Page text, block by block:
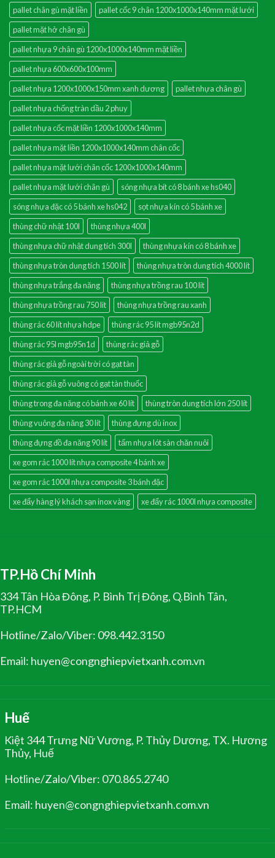
pallet chân gù mặt liền
pallet cốc 9 chân 1200x1000x140mm mặt lưới
pallet mặt hở chân gù
pallet nhựa 9 chân gù 1200x1000x140mm mặt liền
pallet nhựa 600x600x100mm
pallet nhựa 1200x1000x150mm xanh dương
pallet nhựa chân gù
pallet nhựa chống tràn dầu 2 phuy
pallet nhựa cốc mặt liền 1200x1000x140mm
pallet nhựa mặt liền 1200x1000x140mm chân cốc
pallet nhựa mặt lưới chân cốc 1200x1000x140mm
pallet nhựa mặt lưới chân gù
sóng nhựa bít có 8 bánh xe hs040
sóng nhựa đặc có 5 bánh xe hs042
sọt nhựa kín có 5 bánh xe
thùng chữ nhật 100l
thùng nhựa 400l
thùng nhựa chữ nhật dung tích 300l
thùng nhựa kín có 8 bánh xe
thùng nhựa tròn dung tích 1500 lít
thùng nhựa tròn dung tích 4000 lít
thùng nhựa trắng đa năng
thùng nhựa trồng rau 100 lit
thùng nhựa trồng rau 750 lit
thùng nhựa trồng rau xanh
thùng rác 60 lít nhựa hdpe
thùng rác 95 lít mgb95n2d
thùng rác 95l mgb95n1d
thùng rác giả gỗ
thùng rác giả gỗ ngoài trời có gạt tàn
thùng rác giả gỗ vuông có gạt tàn thuốc
thùng trong đa năng có bánh xe 60 lít
thùng tròn dung tích lớn 250 lít
thùng vuông đa năng 30 lít
thùng đựng dù inox
thùng đựng đồ đa năng 90 lít
tấm nhựa lót sàn chăn nuôi
xe gom rác 1000 lít nhựa composite 4 bánh xe
xe gom rác 1000l nhựa composite 3 bánh đặc
xe đẩy hàng lý khách sạn inox vàng
xe đẩy rác 1000l nhựa composite
TP.Hồ Chí Minh
334 Tân Hòa Đông, P. Bình Trị Đông, Q.Bình Tân,
TP.HCM
Hotline/Zalo/Viber: 098.442.3150
Email: huyen@congnghiepvietxanh.com.vn
Huế
Kiệt 344 Trưng Nữ Vương, P. Thủy Dương, TX. Hương
Thủy, Huế
Hotline/Zalo/Viber: 070.865.2740
Email: huyen@congnghiepvietxanh.com.vn